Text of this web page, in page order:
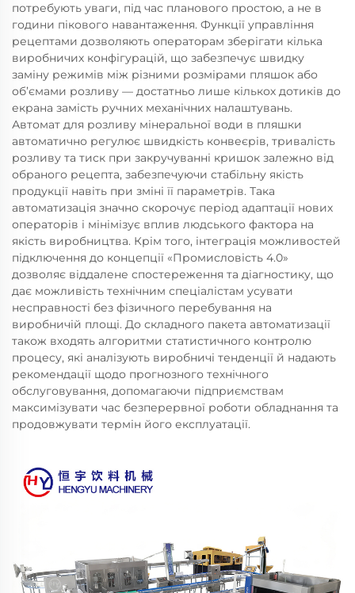
потребують уваги, під час планового простою, а не в
години пікового навантаження. Функції управління
рецептами дозволяють операторам зберігати кілька
виробничих конфігурацій, що забезпечує швидку
заміну режимів між різними розмірами пляшок або
об’ємами розливу — достатньо лише кількох дотиків до
екрана замість ручних механічних налаштувань.
Автомат для розливу мінеральної води в пляшки
автоматично регулює швидкість конвеєрів, тривалість
розливу та тиск при закручуванні кришок залежно від
обраного рецепта, забезпечуючи стабільну якість
продукції навіть при зміні її параметрів. Така
автоматизація значно скорочує період адаптації нових
операторів і мінімізує вплив людського фактора на
якість виробництва. Крім того, інтеграція можливостей
підключення до концепції «Промисловість 4.0»
дозволяє віддалене спостереження та діагностику, що
дає можливість технічним спеціалістам усувати
несправності без фізичного перебування на
виробничій площі. До складного пакета автоматизації
також входять алгоритми статистичного контролю
процесу, які аналізують виробничі тенденції й надають
рекомендації щодо прогнозного технічного
обслуговування, допомагаючи підприємствам
максимізувати час безперервної роботи обладнання та
продовжувати термін його експлуатації.